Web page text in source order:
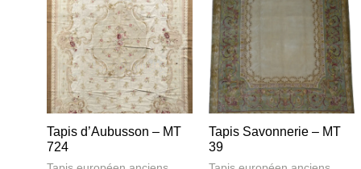
Tapis d’Aubusson – MT
724
Tapis Savonnerie – MT
39